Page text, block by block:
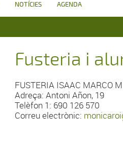
NOTÍCIES AGENDA
Fusteria i
FUSTERIA ISAAC MARCO
Adreça: Antoni Añon, 19
Telèfon 1: 690 126 570
Correu electrònic: